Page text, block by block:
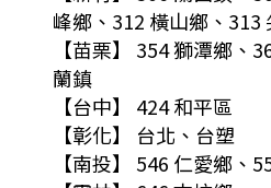
峰鄉、312 橫山鄉、313
【苗栗】 354 獅潭鄉、
蘭鎮
【台中】 424 和平區
【彰化】 台北、台塑
【南投】 546 仁愛鄉、